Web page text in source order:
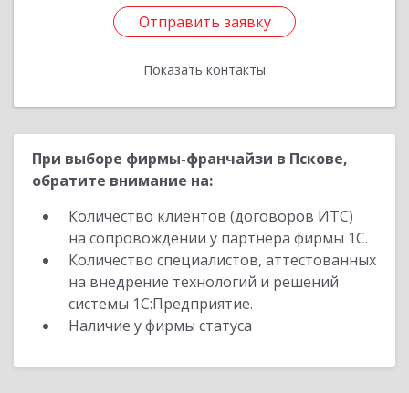
Отправить заявку
Показать контакты
Отправить заявку
Назад
При выборе фирмы-франчайзи в Пскове,
обратите внимание на:
Количество клиентов (договоров ИТС)
на сопровождении у партнера фирмы 1С.
Количество специалистов, аттестованных
на внедрение технологий и решений
системы 1С:Предприятие.
Наличие у фирмы статуса